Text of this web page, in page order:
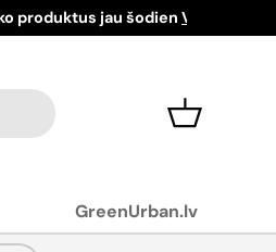
Grozs
GreenUrban.lv